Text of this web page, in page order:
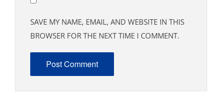
SAVE MY NAME, EMAIL, AND WEBSITE IN THIS
BROWSER FOR THE NEXT TIME I COMMENT.